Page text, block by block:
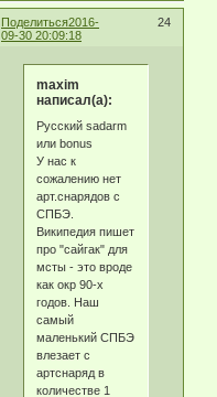
Поделиться 24
2016-
09-30 20:09:18
maxim
написал(а):
Русский sadarm
или bonus
У нас к
сожалению нет
арт.снарядов с
СПБЭ.
Википедия пишет
про "сайгак" для
мсты - это вроде
как окр 90-х
годов. Наш
самый
маленький СПБЭ
влезает с
артснаряд в
количестве 1